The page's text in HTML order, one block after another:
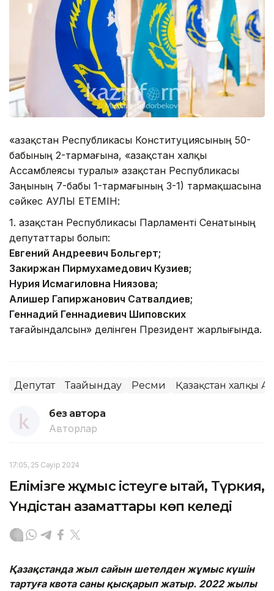
«Қазақстан Республикасы Конституциясының 50-
бабының 2-тармағына, «Қазақстан халқы
Ассамблеясы туралы» Қазақстан Республикасы
Заңының 7-бабы 1-тармағының 3-1) тармақшасына
сәйкес ҚАУЛЫ ЕТЕМІН:
1. Қазақстан Республикасы Парламенті Сенатының
депутаттары болып:
Евгений Андреевич Больгерт;
Закиржан Пирмухамедович Кузиев;
Нурия Исмагиловна Ниязова;
Алишер Гапиржанович Сатвалдиев;
Геннадий Геннадиевич Шиповских
тағайындалсын» делінген Президент жарлығында.
Депутат Тағайындау Ресми Қазақстан халқы
без автора
Авторлар
17:05, 25 Сәуір 2024
Елімізге жұмыс істеуге Қытай, Түркия,
Үндістан азаматтары көп келеді
Қазақстанда жыл сайын шетелден жұмыс күшін
тартуға квота саны қысқарып жатыр. 2022 жылы